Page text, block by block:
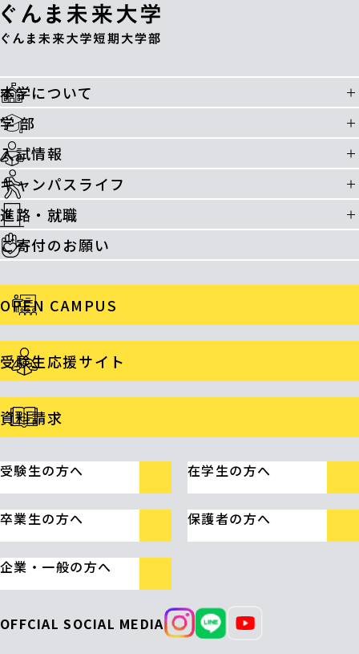
本学について
学 部
入試情報
キャンパスライフ
進路・就職
ご寄付のお願い
OPEN CAMPUS
受験生応援サイト
資料請求
受験生の方へ 在学生の方へ
卒業生の方へ 保護者の方へ
企業・一般の方へ
OFFCIAL SOCIAL MEDIA